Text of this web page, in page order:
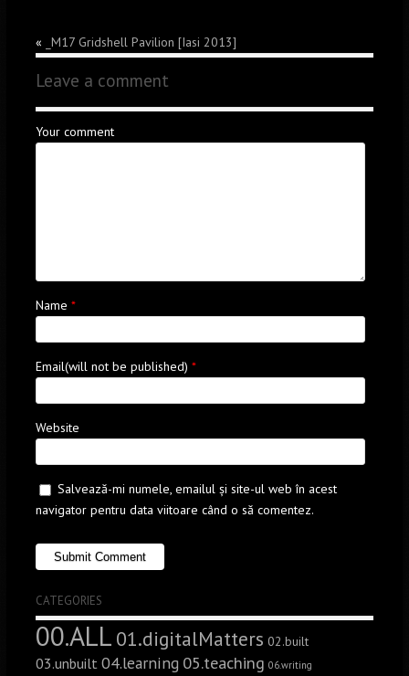
« _M17 Gridshell Pavilion [Iasi 2013]
Leave a comment
Your comment
Name *
Email(will not be published) *
Website
Salvează-mi numele, emailul și site-ul web în acest
navigator pentru data viitoare când o să comentez.
CATEGORIES
00.ALL 01.digitalMatters 02.built
03.unbuilt 04.learning 05.teaching 06.writing